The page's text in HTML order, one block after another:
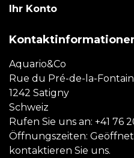
Ihr Konto
Aquario&Co
Rue du Pré-de-la-
1242 Satigny
Schweiz
Rufen Sie uns an: +41 76
Öffnungszeiten:
kontaktieren Sie uns.